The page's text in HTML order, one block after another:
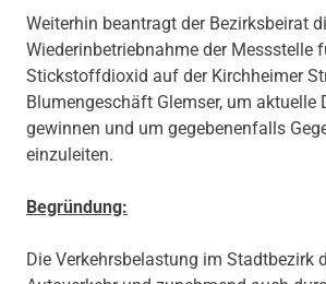
Weiterhin beantragt der Bezirksbeirat
Wiederinbetriebnahme der Messstelle
Stickstoffdioxid auf der Kirchheimer
Blumengeschäft Glemser, um aktuelle
gewinnen und um gegebenenfalls
einzuleiten.
Begründung:
Die Verkehrsbelastung im Stadtbezirk